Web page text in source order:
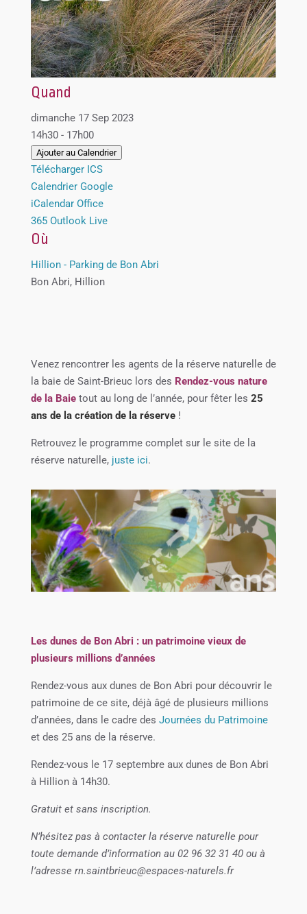
Quand
dimanche 17 Sep 2023
14h30 - 17h00
Ajouter au Calendrier
Télécharger ICS
Calendrier Google
iCalendar Office
365 Outlook Live
Où
Hillion - Parking de Bon Abri
Bon Abri, Hillion
Venez rencontrer les agents de la réserve naturelle de
la baie de Saint-Brieuc lors des Rendez-vous nature
de la Baietout au long de l’année, pour fêter les 25
ans de la création de la réserve!
Retrouvez le programme complet sur le site de la
réserve naturelle, juste ici.
Les dunes de Bon Abri : un patrimoine vieux de
plusieurs millions d’années
Rendez-vous aux dunes de Bon Abri pour découvrir le
patrimoine de ce site, déjà âgé de plusieurs millions
d’années, dans le cadre des Journées du Patrimoine
et des 25 ans de la réserve.
Rendez-vous le 17 septembre aux dunes de Bon Abri
à Hillion à 14h30.
Gratuit et sans inscription.
N’hésitez pas à contacter la réserve naturelle pour
toute demande d’information au 02 96 32 31 40 ou à
l’adresse rn.saintbrieuc@espaces-naturels.fr